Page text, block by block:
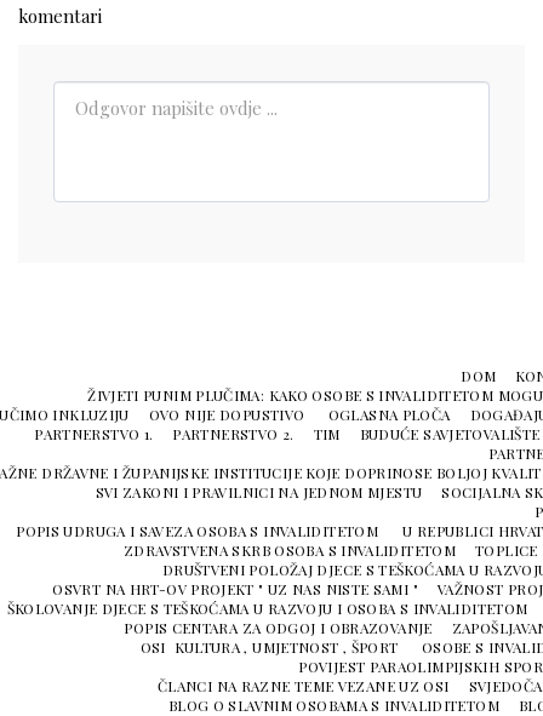
komentari
DOM
ŽIVJETI PUNIM PLUČIMA: KAKO OSOBE S INVALIDITETOM
UČIMO INKLUZIJU
OVO NIJE DOPUSTIVO OGLASNA PLOČA
PARTNERSTVO 1.
PARTNERSTVO 2. TIM
BUDUĆE
DRŽAVNE I ŽUPANIJSKE INSTITUCIJE KOJE DOPRINOSE BOLJOJ
SVI ZAKONI I PRAVILNICI NA JEDNOM MJESTU
SOCIJALNA
POPIS UDRUGA I SAVEZA OSOBA S INVALIDITETOM U REPUBLICI
ZDRAVSTVENA SKRB OSOBA S INVALIDITETOM
TOPLICE
DRUŠTVENI POLOŽAJ DJECE S TEŠKOĆAMA U
OSVRT NA HRT-OV PROJEKT " UZ NAS NISTE SAMI "
VAŽNOST
ŠKOLOVANJE DJECE S TEŠKOĆAMA U RAZVOJU I OSOBA S INVALIDITETOM
POPIS CENTARA ZA ODGOJ I OBRAZOVANJE
OSI KULTURA , UMJETNOST , ŠPORT
OSOBE S
POVIJEST PARAOLIMPIJSKIH
ČLANCI NA RAZNE TEME VEZANE UZ OSI
BLOG O SLAVNIM OSOBAMA S INVALIDITETOM